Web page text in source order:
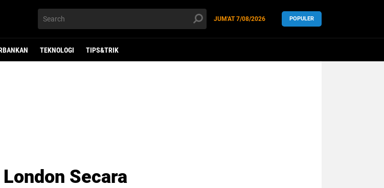
JUM'AT7/08/2026 POPULER
TEKNOLOGI TIPS&TRIK
Secara